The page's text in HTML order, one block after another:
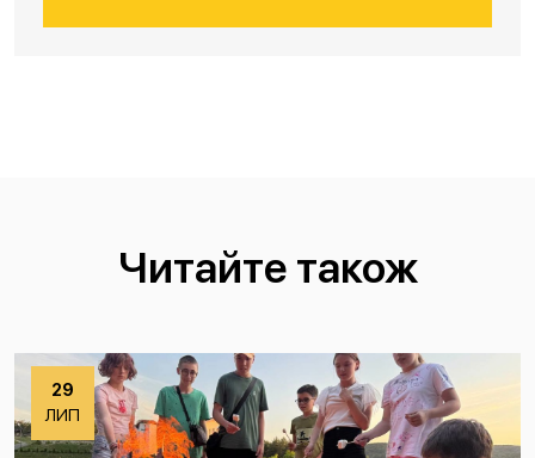
Читайте також
29
ЛИП